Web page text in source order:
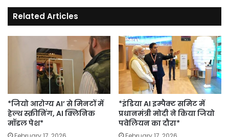
की
‘जेल'
Related Articles
*जियो आरोग्य AI’ से मिनटों में
हेल्थ स्क्रीनिंग, AI क्लिनिक
मॉडल पेश*
*इंडिया AI इम्पैक्ट समिट में
प्रधानमंत्री मोदी ने किया जियो
पवेलियन का दौरा*